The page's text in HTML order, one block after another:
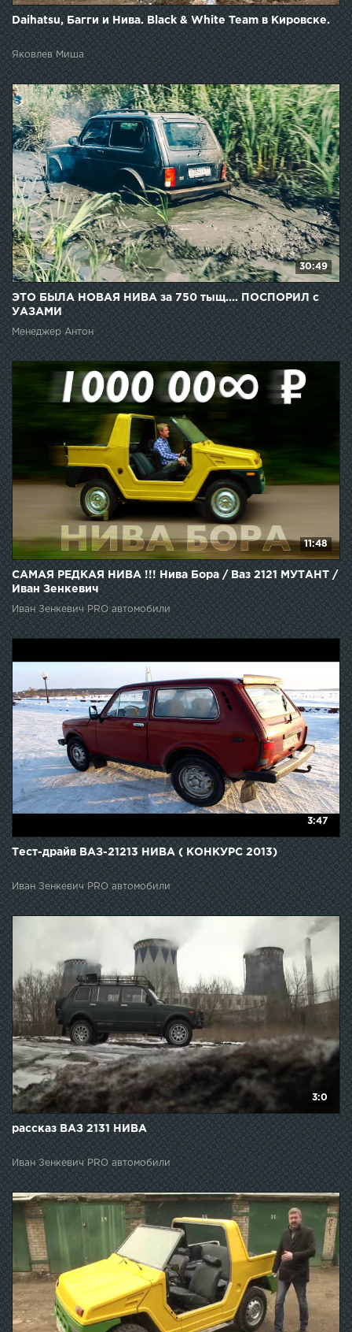
Daihatsu, Багги и Нива. Black & White Team в Кировске.
Яковлев Миша
30:49
ЭТО БЫЛА НОВАЯ НИВА за 750 тыщ.... ПОСПОРИЛ с
УАЗАМИ
Менеджер Антон
11:48
САМАЯ РЕДКАЯ НИВА !!! Нива Бора / Ваз 2121 МУТАНТ /
Иван Зенкевич
Иван Зенкевич PRO автомобили
3:47
Тест-драйв ВАЗ-21213 НИВА ( КОНКУРС 2013)
Иван Зенкевич PRO автомобили
3:0
рассказ ВАЗ 2131 НИВА
Иван Зенкевич PRO автомобили